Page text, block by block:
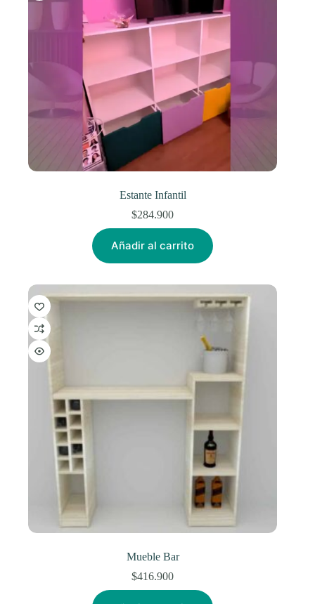
Estante Infantil
$284.900
Añadir al carrito
Mueble Bar
$416.900